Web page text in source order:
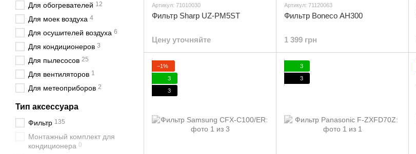
Артикул: 71010030
Фильтр Sharp UZ-PM5ST
Цену уточняйте
Артикул: 71120063
Фильтр Boneco AH300
1 399 грн
−1%
3
3
3
3
Для обогревателей 12
Для моек воздуха 4
Для осушителей воздуха 6
Для кондиционеров 3
Для пылесосов 25
Для вентиляторов 1
Для метеоприборов 2
Тип аксессуара
Фильтр 135
Монтажный комплект для
кондиционера 0